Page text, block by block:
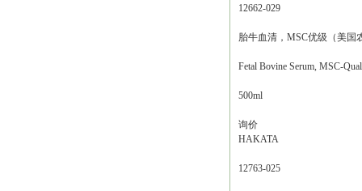
12662-029
胎牛血清，MSC优级（美国
Fetal Bovine Serum, MSC-
500ml
询价
HAKATA
12763-025